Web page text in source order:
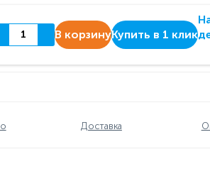
В корзинуКупить в 1 клик
Доставка